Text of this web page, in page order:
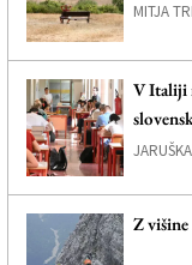
MITJA
V Italiji
Z